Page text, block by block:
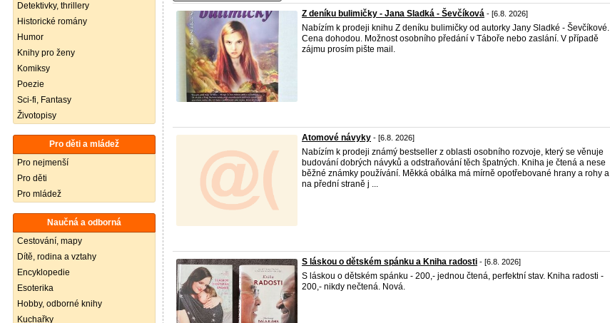
Detektivky, thrillery
Historické romány
Humor
Knihy pro ženy
Komiksy
Poezie
Sci-fi, Fantasy
Životopisy
Pro děti a mládež
Pro nejmenší
Pro děti
Pro mládež
Naučná a odborná
Cestování, mapy
Dítě, rodina a vztahy
Encyklopedie
Esoterika
Hobby, odborné knihy
Kuchařky
Z deníku bulimičky - Jana Sladká - Ševčíková - [6.8. 2026]
Nabízím k prodeji knihu Z deníku bulimičky od autorky Jany Sladké - Ševčíkové.
Cena dohodou. Možnost osobního předání v Táboře nebo zaslání. V případě
zájmu prosím pište mail.
Atomové návyky - [6.8. 2026]
Nabízím k prodeji známý bestseller z oblasti osobního rozvoje, který se věnuje
budování dobrých návyků a odstraňování těch špatných. Kniha je čtená a nese
běžné známky používání. Měkká obálka má mírně opotřebované hrany a rohy a
na přední straně j ...
S láskou o dětském spánku a Kniha radosti - [6.8. 2026]
S láskou o dětském spánku - 200,- jednou čtená, perfektní stav. Kniha radosti -
200,- nikdy nečtená. Nová.